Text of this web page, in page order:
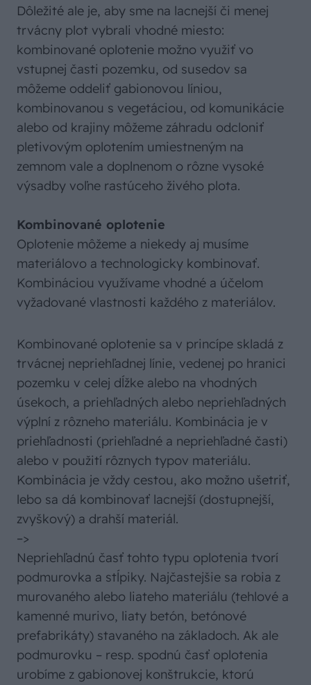
Dôležité ale je, aby sme na lacnejší či menej
trvácny plot vybrali vhodné miesto:
kombinované oplotenie možno využiť vo
vstupnej časti pozemku, od susedov sa
môžeme oddeliť gabionovou líniou,
kombinovanou s vegetáciou, od komunikácie
alebo od krajiny môžeme záhradu odcloniť
pletivovým oplotením umiestneným na
zemnom vale a doplnenom o rôzne vysoké
výsadby voľne rastúceho živého plota.
Kombinované oplotenie
Oplotenie môžeme a niekedy aj musíme
materiálovo a technologicky kombinovať.
Kombináciou využívame vhodné a účelom
vyžadované vlastnosti každého z materiálov.
Kombinované oplotenie sa v princípe skladá z
trvácnej nepriehľadnej línie, vedenej po hranici
pozemku v celej dĺžke alebo na vhodných
úsekoch, a priehľadných alebo nepriehľadných
výplní z rôzneho materiálu. Kombinácia je v
priehľadnosti (priehľadné a nepriehľadné časti)
alebo v použití rôznych typov materiálu.
Kombinácia je vždy cestou, ako možno ušetriť,
lebo sa dá kombinovať lacnejší (dostupnejší,
zvyškový) a drahší materiál.
–>
Nepriehľadnú časť tohto typu oplotenia tvorí
podmurovka a stĺpiky. Najčastejšie sa robia z
murovaného alebo liateho materiálu (tehlové a
kamenné murivo, liaty betón, betónové
prefabrikáty) stavaného na základoch. Ak ale
podmurovku – resp. spodnú časť oplotenia
urobíme z gabionovej konštrukcie, ktorú